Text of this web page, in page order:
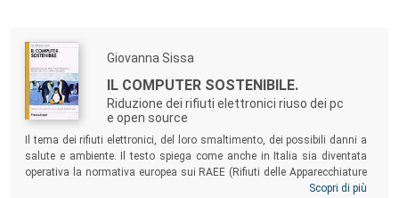
Giovanna Sissa
IL COMPUTER SOSTENIBILE.
Riduzione dei rifiuti elettronici riuso dei pc
e open source
Il tema dei rifiuti elettronici, del loro smaltimento, dei possibili danni a
salute e ambiente. Il testo spiega come anche in Italia sia diventata
operativa la normativa europea sui RAEE (Rifiuti delle Apparecchiature
Elettriche ed Elettroniche), e dimostra come l’open source sia in grado
Scopri di più